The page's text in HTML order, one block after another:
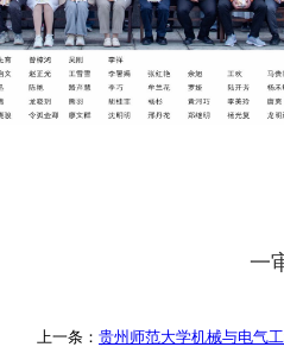
一
上一条： 贵州师范大学机械与电气